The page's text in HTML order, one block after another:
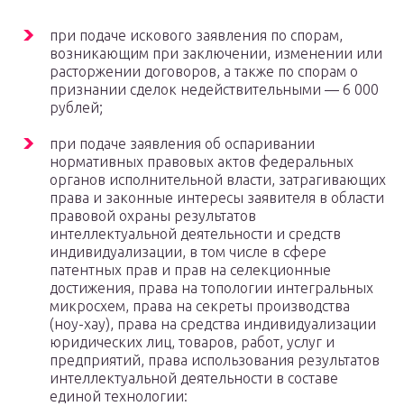
при подаче искового заявления по спорам,
возникающим при заключении, изменении или
расторжении договоров, а также по спорам о
признании сделок недействительными — 6 000
рублей;
при подаче заявления об оспаривании
нормативных правовых актов федеральных
органов исполнительной власти, затрагивающих
права и законные интересы заявителя в области
правовой охраны результатов
интеллектуальной деятельности и средств
индивидуализации, в том числе в сфере
патентных прав и прав на селекционные
достижения, права на топологии интегральных
микросхем, права на секреты производства
(ноу-хау), права на средства индивидуализации
юридических лиц, товаров, работ, услуг и
предприятий, права использования результатов
интеллектуальной деятельности в составе
единой технологии: